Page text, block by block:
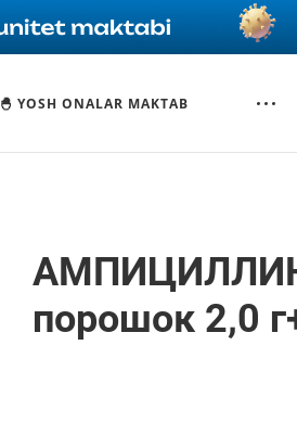
🐣 YOSH ONALAR MAKTAB
порошок 2,0